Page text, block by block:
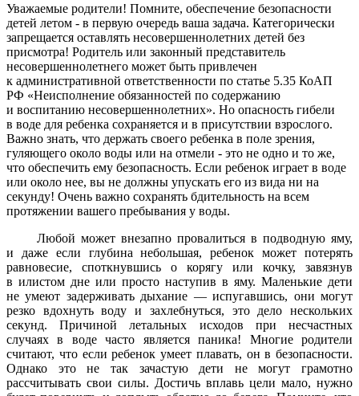
Уважаемые родители! Помните, обеспечение безопасности
детей летом - в первую очередь ваша задача. Категорически
запрещается оставлять несовершеннолетних детей без
присмотра! Родитель или законный представитель
несовершеннолетнего может быть привлечен
к административной ответственности по статье 5.35 КоАП
РФ «Неисполнение обязанностей по содержанию
и воспитанию несовершеннолетних». Но опасность гибели
в воде для ребенка сохраняется и в присутствии взрослого.
Важно знать, что держать своего ребенка в поле зрения,
гуляющего около воды или на отмели - это не одно и то же,
что обеспечить ему безопасность. Если ребенок играет в воде
или около нее, вы не должны упускать его из вида ни на
секунду! Очень важно сохранять бдительность на всем
протяжении вашего пребывания у воды.
Любой может внезапно провалиться в подводную яму,
и даже если глубина небольшая, ребенок может потерять
равновесие, споткнувшись о корягу или кочку, завязнув
в илистом дне или просто наступив в яму. Маленькие дети
не умеют задерживать дыхание — испугавшись, они могут
резко вдохнуть воду и захлебнуться, это дело нескольких
секунд. Причиной летальных исходов при несчастных
случаях в воде часто является паника! Многие родители
считают, что если ребенок умеет плавать, он в безопасности.
Однако это не так зачастую дети не могут грамотно
рассчитывать свои силы. Достичь вплавь цели мало, нужно